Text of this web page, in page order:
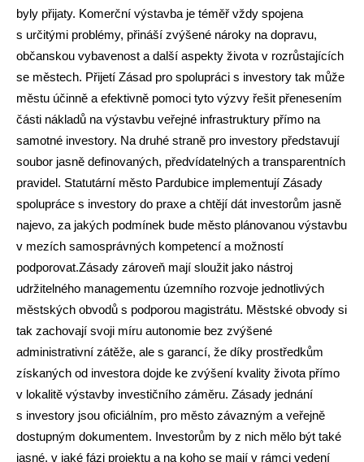
byly přijaty. Komerční výstavba je téměř vždy spojena
s určitými problémy, přináší zvýšené nároky na dopravu,
občanskou vybavenost a další aspekty života v rozrůstajících
se městech. Přijetí Zásad pro spolupráci s investory tak může
městu účinně a efektivně pomoci tyto výzvy řešit přenesením
části nákladů na výstavbu veřejné infrastruktury přímo na
samotné investory. Na druhé straně pro investory představují
soubor jasně definovaných, předvídatelných a transparentních
pravidel. Statutární město Pardubice implementují Zásady
spolupráce s investory do praxe a chtějí dát investorům jasně
najevo, za jakých podmínek bude město plánovanou výstavbu
v mezích samosprávných kompetencí a možností
podporovat.Zásady zároveň mají sloužit jako nástroj
udržitelného managementu územního rozvoje jednotlivých
městských obvodů s podporou magistrátu. Městské obvody si
tak zachovají svoji míru autonomie bez zvýšené
administrativní zátěže, ale s garancí, že díky prostředkům
získaných od investora dojde ke zvýšení kvality života přímo
v lokalitě výstavby investičního záměru. Zásady jednání
s investory jsou oficiálním, pro město závazným a veřejně
dostupným dokumentem. Investorům by z nich mělo být také
jasné, v jaké fázi projektu a na koho se mají v rámci vedení